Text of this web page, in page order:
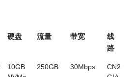
硬盘 流量 带宽
线
路
10GB
250GB 30Mbps
CN2